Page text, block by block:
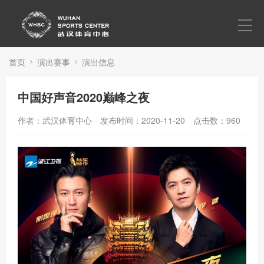
走进武体
党群建设
营销活动
文化活动
首页 演出赛事 演出信息
中国好声音2020巅峰之夜
作者：武汉体育中心 发布时间：2020-11-20 点击数： 960